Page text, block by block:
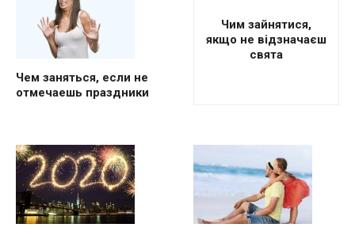
Чем заняться, если не
отмечаешь праздники
Чим зайнятися,
якщо не відзначаєш
свята